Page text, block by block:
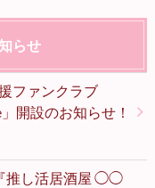
らせ
ファンクラブ
開設のお知らせ！
推し活居酒屋 ◯◯